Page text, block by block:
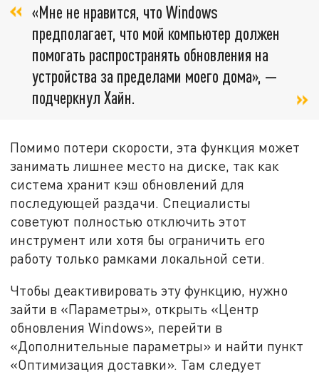
«Мне не нравится, что Windows
предполагает, что мой компьютер должен
помогать распространять обновления на
устройства за пределами моего дома», —
подчеркнул Хайн.
Помимо потери скорости, эта функция может
занимать лишнее место на диске, так как
система хранит кэш обновлений для
последующей раздачи. Специалисты
советуют полностью отключить этот
инструмент или хотя бы ограничить его
работу только рамками локальной сети.
Чтобы деактивировать эту функцию, нужно
зайти в «Параметры», открыть «Центр
обновления Windows», перейти в
«Дополнительные параметры» и найти пункт
«Оптимизация доставки». Там следует